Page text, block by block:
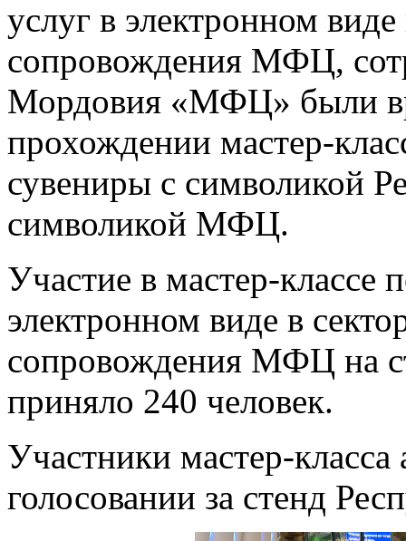
услуг в электронном виде
сопровождения МФЦ,
Мордовия «МФЦ» были
прохождении мастер-
сувениры с символикой
символикой МФЦ.
Участие в мастер-классе
электронном виде в
сопровождения МФЦ на
приняло 240 человек.
Участники мастер-
голосовании за стенд